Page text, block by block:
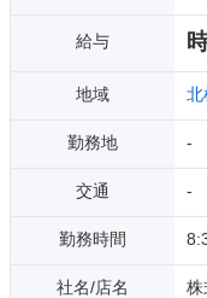
給与
地域 北
勤務地 -
交通 -
勤務時間
社名/店名 株